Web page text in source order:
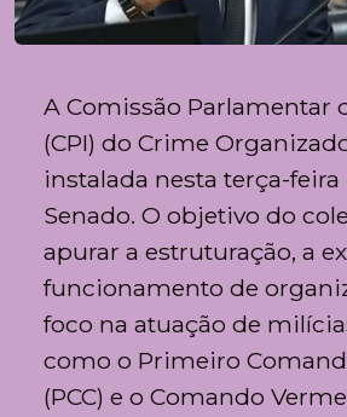
A Comissão Parlamentar
(CPI) do Crime
instalada nesta terça-feira
Senado. O objetivo do
apurar a estruturação, a
funcionamento de
foco na atuação de
como o Primeiro
(PCC) e o Comando